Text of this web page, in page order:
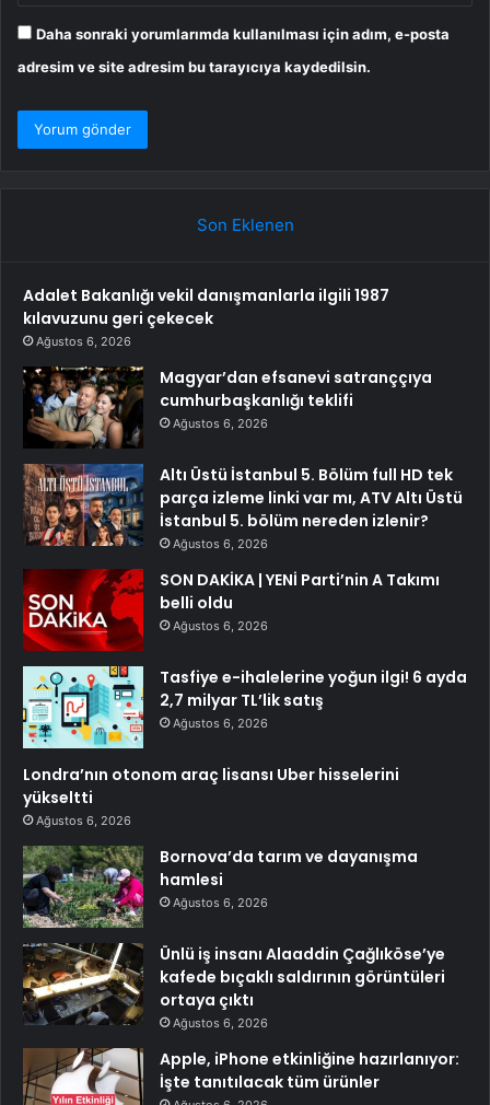
Daha sonraki yorumlarımda kullanılması için adım, e-posta
adresim ve site adresim bu tarayıcıya kaydedilsin.
Son Eklenen
Adalet Bakanlığı vekil danışmanlarla ilgili 1987
kılavuzunu geri çekecek
Ağustos 6, 2026
Magyar’dan efsanevi satranççıya
cumhurbaşkanlığı teklifi
Ağustos 6, 2026
Altı Üstü İstanbul 5. Bölüm full HD tek
parça izleme linki var mı, ATV Altı Üstü
İstanbul 5. bölüm nereden izlenir?
Ağustos 6, 2026
SON DAKİKA | YENİ Parti’nin A Takımı
belli oldu
Ağustos 6, 2026
Tasfiye e-ihalelerine yoğun ilgi! 6 ayda
2,7 milyar TL’lik satış
Ağustos 6, 2026
Londra’nın otonom araç lisansı Uber hisselerini
yükseltti
Ağustos 6, 2026
Bornova’da tarım ve dayanışma
hamlesi
Ağustos 6, 2026
Ünlü iş insanı Alaaddin Çağlıköse’ye
kafede bıçaklı saldırının görüntüleri
ortaya çıktı
Ağustos 6, 2026
Apple, iPhone etkinliğine hazırlanıyor:
İşte tanıtılacak tüm ürünler